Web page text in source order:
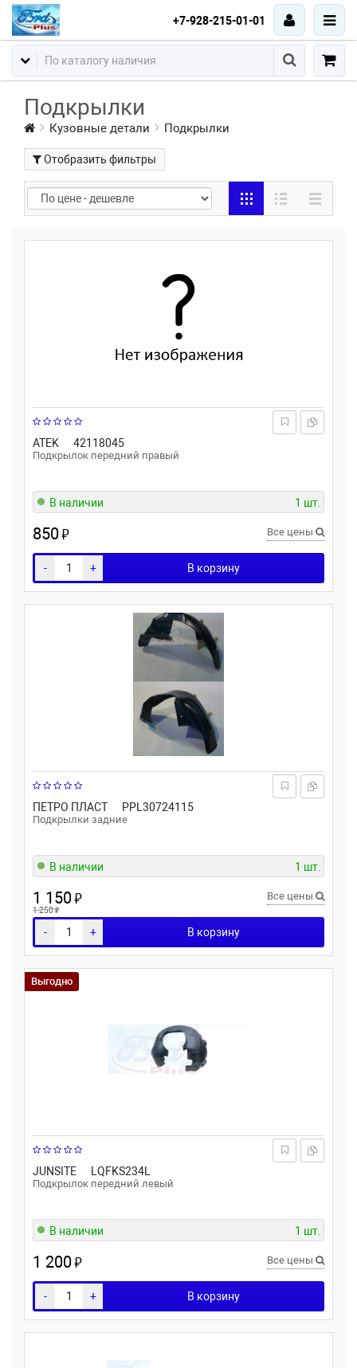
+7-928-215-01-01
Подкрылки
Кузовные детали Подкрылки
Отобразить фильтры
ATEK 42118045
Подкрылок передний правый
В наличии 1 шт.
850₽ Все цены
- + В корзину
ПЕТРО ПЛАСТ PPL30724115
Подкрылки задние
В наличии 1 шт.
1 150₽
1 250₽
Все цены
- + В корзину
JUNSITE LQFKS234L
Подкрылок передний левый
Выгодно
В наличии 1 шт.
1 200₽ Все цены
- + В корзину